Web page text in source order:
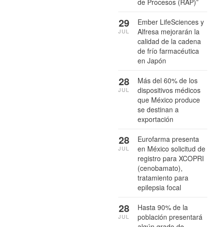
de Procesos (RAP)”
Ember LifeSciences y
Alfresa mejorarán la
calidad de la cadena
de frío farmacéutica
en Japón
29
JUL
Más del 60% de los
dispositivos médicos
que México produce
se destinan a
exportación
28
JUL
Eurofarma presenta
en México solicitud de
registro para XCOPRI
(cenobamato),
tratamiento para
epilepsia focal
28
JUL
Hasta 90% de la
población presentará
28
JUL